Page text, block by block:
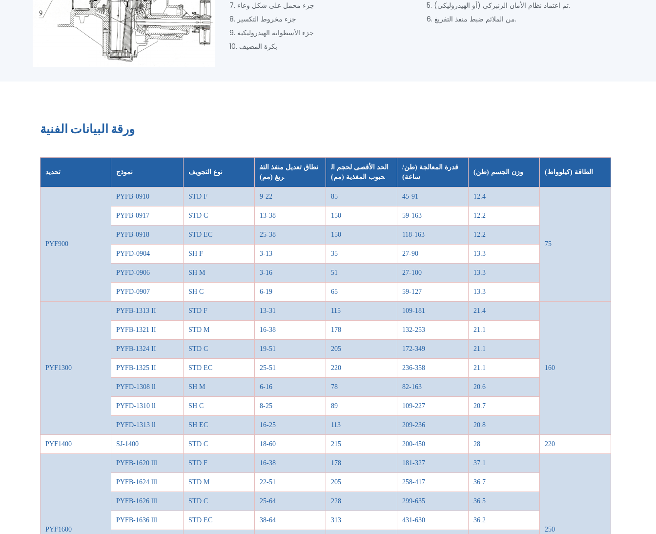
7. جزء محمل على شكل وعاء
8. جزء مخروط التكسير
9. جزء الأسطوانة الهيدروليكية
10. بكرة المضيف
5. تم اعتماد نظام الأمان الزنبركي (أو الهيدروليكي).
6. من الملائم ضبط منفذ التفريغ.
ورقة البيانات الفنية
تحديد نموذج نوع التجويف
نطاق تعديل منفذ التف
ريغ (مم)
الحد الأقصى لحجم ال
حبوب المغذية (مم)
قدرة المعالجة (طن/
ساعة)
وزن الجسم (طن) الطاقة (كيلوواط)
PYF900
PYFB-0910 STD F 9-22 85 45-91 12.4
75
PYFB-0917 STD C 13-38 150 59-163 12.2
PYFB-0918 STD EC 25-38 150 118-163 12.2
PYFD-0904 SH F 3-13 35 27-90 13.3
PYFD-0906 SH M 3-16 51 27-100 13.3
PYFD-0907 SH C 6-19 65 59-127 13.3
PYF1300
PYFB-1313 II STD F 13-31 115 109-181 21.4
160
PYFB-1321 II STD M 16-38 178 132-253 21.1
PYFB-1324 II STD C 19-51 205 172-349 21.1
PYFB-1325 II STD EC 25-51 220 236-358 21.1
PYFD-1308 ll SH M 6-16 78 82-163 20.6
PYFD-1310 ll SH C 8-25 89 109-227 20.7
PYFD-1313 ll SH EC 16-25 113 209-236 20.8
PYF1400 SJ-1400 STD C 18-60 215 200-450 28 220
PYF1600
PYFB-1620 lll STD F 16-38 178 181-327 37.1
250
PYFB-1624 lll STD M 22-51 205 258-417 36.7
PYFB-1626 lll STD C 25-64 228 299-635 36.5
PYFB-1636 lll STD EC 38-64 313 431-630 36.2